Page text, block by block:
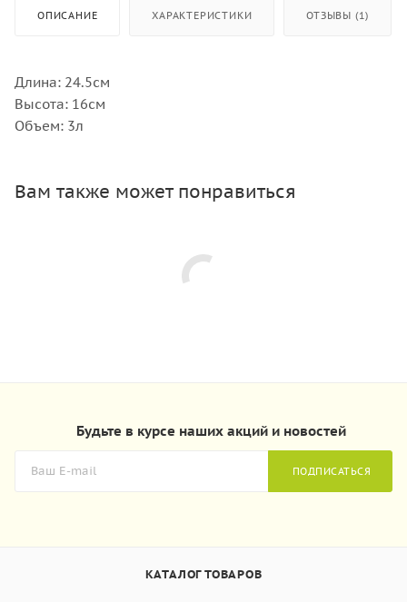
ОПИСАНИЕ ХАРАКТЕРИСТИКИ ОТЗЫВЫ (1)
Длина: 24.5см
Высота: 16см
Объем: 3л
Вам также может понравиться
Будьте в курсе наших акций и новостей
ПОДПИСАТЬСЯ
КАТАЛОГ ТОВАРОВ